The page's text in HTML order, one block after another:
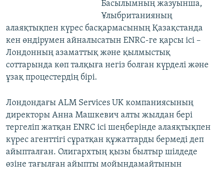
Басылымның жазуынша,
Ұлыбританияның
алаяқтықпен күрес басқармасының Қазақстанда
кен өндірумен айналысатын ENRC-ге қарсы ісі –
Лондонның азаматтық және қылмыстық
соттарында көп талқыға негіз болған күрделі және
ұзақ процестердің бірі.
Лондондағы ALM Services UK компаниясының
директоры Анна Машкевич алты жылдан бері
тергеліп жатқан ENRC ісі шеңберінде алаяқтықпен
күрес агенттігі сұратқан құжаттарды бермеді деп
айыпталған. Олигархтың қызы былтыр шілдеде
өзіне тағылған айыпты мойындамайтынын